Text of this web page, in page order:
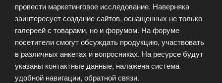
провести маркетинговое исследование. Наверняка
заинтересует создание сайтов, оснащенных не только
галереей с товарами, но и форумом. На форуме
посетители смогут обсуждать продукцию, участвовать
в различных анкетах и вопросниках. На ресурсе будут
указаны контактные данные, налажена система
удобной навигации, обратной связи.